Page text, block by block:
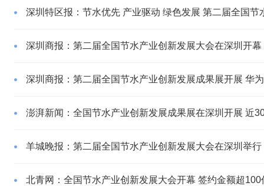
深圳特区报：节水优先 产业驱动 绿色发展 第二届全国
深圳商报：第二届全国节水产业创新发展大会在深圳开
深圳商报：第二届全国节水产业创新发展成果展开展 华
澎湃新闻：全国节水产业创新发展成果展在深圳开展 近
羊城晚报：第二届全国节水产业创新发展大会在深圳举行
北青网：全国节水产业创新发展大会开幕 签约金额超100